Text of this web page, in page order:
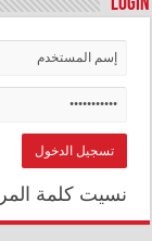
نسيت كلمة